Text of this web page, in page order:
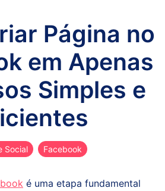
Página no
em Apenas
Simples e
Social Facebook
é uma etapa fundamental